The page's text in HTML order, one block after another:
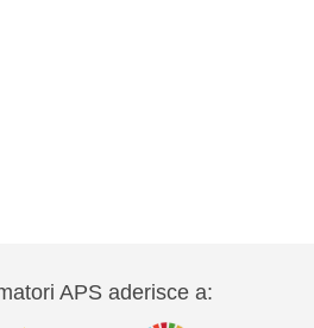
APS aderisce a: